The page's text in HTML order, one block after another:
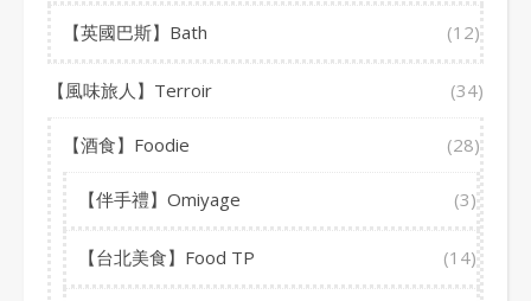
【英國巴斯】Bath (12)
【風味旅人】Terroir (34)
【酒食】Foodie (28)
【伴手禮】Omiyage (3)
【台北美食】Food TP (14)